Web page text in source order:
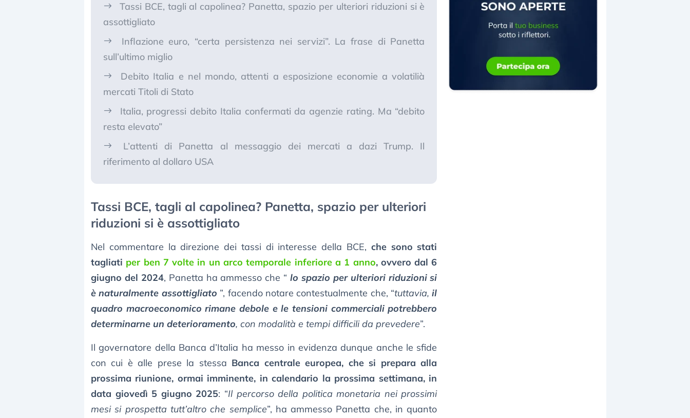
Tassi BCE, tagli al capolinea? Panetta, spazio per ulteriori riduzioni si è
assottigliato
Inflazione euro, “certa persistenza nei servizi”. La frase di Panetta
sull’ultimo miglio
Debito Italia e nel mondo, attenti a esposizione economie a volatilià
mercati Titoli di Stato
Italia, progressi debito Italia confermati da agenzie rating. Ma “debito
resta elevato”
L’attenti di Panetta al messaggio dei mercati a dazi Trump. Il
riferimento al dollaro USA
Tassi BCE, tagli al capolinea? Panetta, spazio per ulteriori
riduzioni si è assottigliato
Nel commentare la direzione dei tassi di interesse della BCE, che sono stati
tagliati per ben 7 volte in un arco temporale inferiore a 1 anno, ovvero dal 6
giugno del 2024, Panetta ha ammesso che “ lo spazio per ulteriori riduzioni si
è naturalmente assottigliato ”, facendo notare contestualmente che, “tuttavia,il
quadro macroeconomico rimane debole e le tensioni commerciali potrebbero
determinarne un deterioramento, con modalità e tempi difficili da prevedere”.
Il governatore della Banca d’Italia ha messo in evidenza dunque anche le sfide
con cui è alle prese la stessa Banca centrale europea, che si prepara alla
prossima riunione, ormai imminente, in calendario la prossima settimana, in
data giovedì 5 giugno 2025: “Il percorso della politica monetaria nei prossimi
mesi si prospetta tutt’altro che semplice”, ha ammesso Panetta che, in quanto